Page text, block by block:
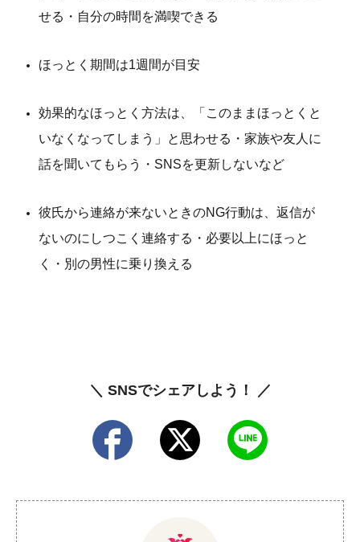
せる・自分の時間を満喫できる
ほっとく期間は1週間が目安
効果的なほっとく方法は、「このままほっとくと
いなくなってしまう」と思わせる・家族や友人に
話を聞いてもらう・SNSを更新しないなど
彼氏から連絡が来ないときのNG行動は、返信が
ないのにしつこく連絡する・必要以上にほっと
く・別の男性に乗り換える
＼ SNSでシェアしよう！ ／